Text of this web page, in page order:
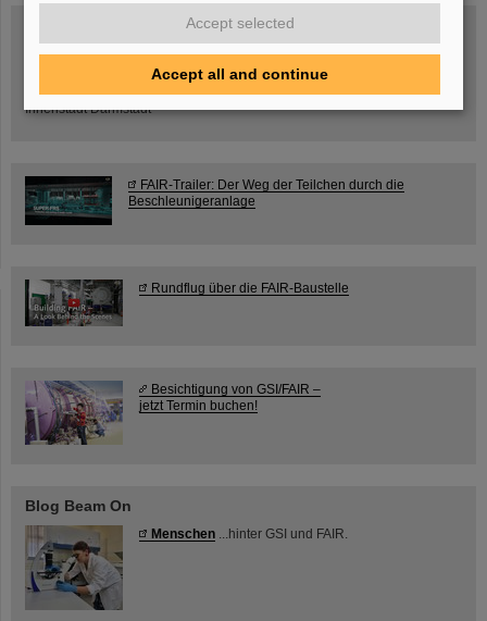
SCIENCE POP-UP
geöffnet Di – Fr,
12 – 17 Uhr
Sa, 11.07.26, 10:30-16:00 Uhr
Ernst-Ludwig-Str. 22
Innenstadt Darmstadt
FAIR-Trailer: Der Weg der Teilchen durch die
Beschleunigeranlage
Rundflug über die FAIR-Baustelle
Besichtigung von GSI/FAIR –
jetzt Termin buchen!
Blog Beam On
Menschen ...hinter GSI und FAIR.
Accept selected
Accept all and continue